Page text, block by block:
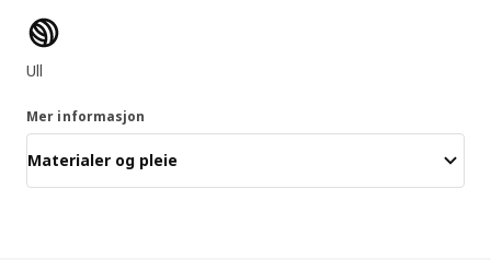
Produktfunksjoner
Ull
Mer informasjon
Materialer og pleie